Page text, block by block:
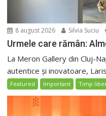
8 august 2026 Silvia Suciu
Urmele care rămân:
La Meron Gallery din Cluj-
autentice și inovatoare,
Featured Important Timp